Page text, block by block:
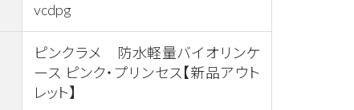
vcdpg
ピンクラメ 防水軽量バイオリンケ
ース ピンク・プリンセス【新品アウト
レット】